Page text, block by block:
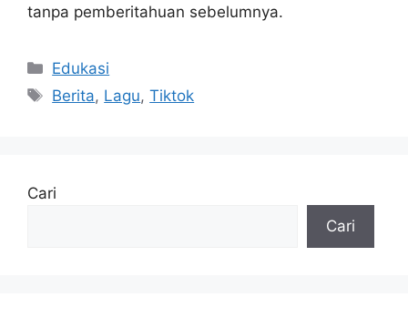
tanpa pemberitahuan sebelumnya.
Kategori
Edukasi
Tag
Berita, Lagu,Tiktok
Cari
Cari